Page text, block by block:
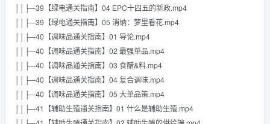
││├─39【绿电通关指南】04 EPC十四五的新政.mp4
││├─39【绿电通关指南】05 消纳：梦里看花.mp4
││├─40【调味品通关指南】01 导论.mp4
││├─40【调味品通关指南】02 最强单品.mp4
││├─40【调味品通关指南】03 食醋&料.mp4
││├─40【调味品通关指南】04 复合调味.mp4
││├─40【调味品通关指南】05 大单品策.mp4
││├─41【辅助生殖通关指南】01 什么是辅助生殖.mp4